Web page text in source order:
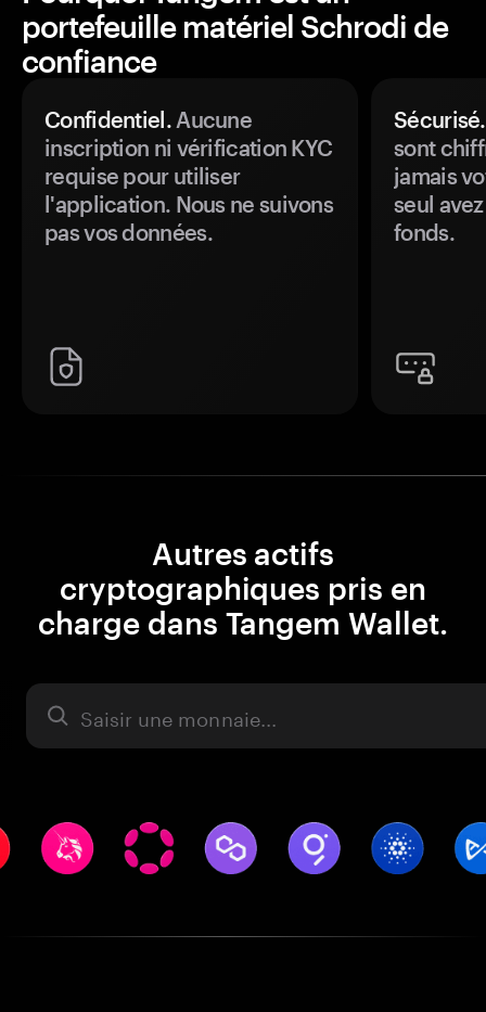
portefeuille matériel Schrodi de
confiance
Confidentiel.Aucune
inscription ni vérification KYC
requise pour utiliser
l'application. Nous ne suivons
pas vos données.
Sécurisé.
sont
jamais
seul
fonds.
Autres actifs
cryptographiques pris en
charge dans Tangem Wallet.
Actifs